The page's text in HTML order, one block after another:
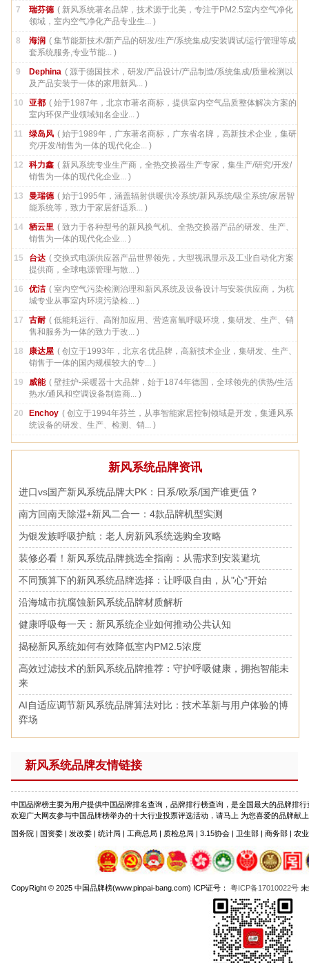
7
瑞芬德 ( 新风系统著名品牌，技术源于北美，专注于PM2.5室内空气净化
领域，室内空气净化产品专业生... )
8
海润 ( 集节能新技术/新产品的研发/生产/系统集成/安装调试/运行管理等成
套系统服务,专业节能... )
9
Dephina ( 源于德国技术，研发/产品设计/产品制造/系统集成/质量检测以
及产品安装于一体的家用新风... )
10
亚都 ( 始于1987年，北京市著名商标，提供室内空气品质整体解决方案的
室内环保产业领域知名企业... )
11
绿岛风 ( 始于1989年，广东著名商标，广东省名牌，高新技术企业，集研
究/开发/销售为一体的现代化企... )
12
科力鑫 ( 新风系统专业生产商，全热交换器生产专家，集生产/研究/开发/
销售为一体的现代化企业... )
13
曼瑞德 ( 始于1995年，涵盖辐射供暖供冷系统/新风系统/吸尘系统/家居智
能系统等，致力于家居舒适系... )
14 栖云里 ( 致力于各种型号的新风换气机、全热交换器产品的研发、生产、
销售为一体的现代化企业... )
15
台达 ( 交换式电源供应器产品世界领先，大型视讯显示及工业自动化方案
提供商，全球电源管理与散... )
16
优洁 ( 室内空气污染检测治理和新风系统及设备设计与安装供应商，为杭
城专业从事室内环境污染检... )
17
古耐 ( 低能耗运行、高附加应用、营造富氧呼吸环境，集研发、生产、销
售和服务为一体的致力于改... )
18
康达屋 ( 创立于1993年，北京名优品牌，高新技术企业，集研发、生产、
销售于一体的国内规模较大的专... )
19
威能 ( 壁挂炉-采暖器十大品牌，始于1874年德国，全球领先的供热/生活
热水/通风和空调设备制造商... )
20
Enchoy ( 创立于1994年芬兰，从事智能家居控制领域是开发，集通风系
统设备的研发、生产、检测、销... )
新风系统品牌资讯
进口vs国产新风系统品牌大PK：日系/欧系/国产谁更值？
南方回南天除湿+新风二合一：4款品牌机型实测
为银发族呼吸护航：老人房新风系统选购全攻略
装修必看！新风系统品牌挑选全指南：从需求到安装避坑
不同预算下的新风系统品牌选择：让呼吸自由，从"心"开始
沿海城市抗腐蚀新风系统品牌材质解析
健康呼吸每一天：新风系统企业如何推动公共认知
揭秘新风系统如何有效降低室内PM2.5浓度
高效过滤技术的新风系统品牌推荐：守护呼吸健康，拥抱智能未
来
AI自适应调节新风系统品牌算法对比：技术革新与用户体验的博
弈场
新风系统品牌友情链接
中国品牌榜主要为用户提供中国品牌排名查询，品牌排行榜查询，是全国最大的品牌排
欢迎广大网友参与中国品牌榜举办的十大行业投票评选活动，请马上 为您喜爱的品牌献
国务院 | 国资委 | 发改委 | 统计局 | 工商总局 | 质检总局 | 3.15协会 | 卫生部 | 商务部 | 农
CopyRight © 2025 中国品牌榜(www.pinpai-bang.com) ICP证号： 粤ICP备17010022号未